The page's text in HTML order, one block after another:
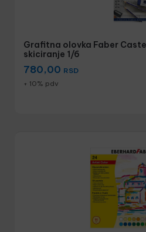
Grafitna olovka Faber
skiciranje 1/6
780,00 RSD
+ 10% pdv